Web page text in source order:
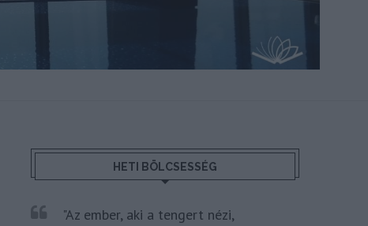
HETI BÖLCSESSÉG
"Az ember, aki a tengert nézi,